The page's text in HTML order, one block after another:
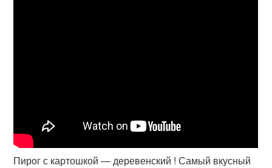
Пирог с картошкой — деревенский ! Самый вкусный